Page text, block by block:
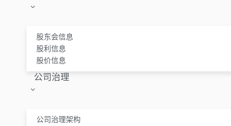
股东会信息
股利信息
股价信息
公司治理
公司治理架构